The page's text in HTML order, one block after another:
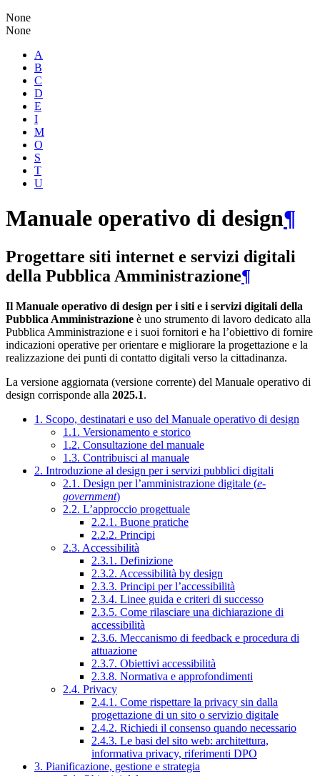
None
None
A
B
C
D
E
I
M
O
S
T
U
Manuale operativo di design¶
Progettare siti internet e servizi digitali
della Pubblica Amministrazione¶
Il Manuale operativo di design per i siti e i servizi digitali della
Pubblica Amministrazione è uno strumento di lavoro dedicato alla
Pubblica Amministrazione e i suoi fornitori e ha l’obiettivo di fornire
indicazioni operative per orientare e migliorare la progettazione e la
realizzazione dei punti di contatto digitali verso la cittadinanza.
La versione aggiornata (versione corrente) del Manuale operativo di
design corrisponde alla 2025.1.
1. Scopo, destinatari e uso del Manuale operativo di design
1.1. Versionamento e storico
1.2. Consultazione del manuale
1.3. Contribuisci al manuale
2. Introduzione al design per i servizi pubblici digitali
2.1. Design per l’amministrazione digitale (e-
government)
2.2. L’approccio progettuale
2.2.1. Buone pratiche
2.2.2. Principi
2.3. Accessibilità
2.3.1. Definizione
2.3.2. Accessibilità by design
2.3.3. Principi per l’accessibilità
2.3.4. Linee guida e criteri di successo
2.3.5. Come rilasciare una dichiarazione di
accessibilità
2.3.6. Meccanismo di feedback e procedura di
attuazione
2.3.7. Obiettivi accessibilità
2.3.8. Normativa e approfondimenti
2.4. Privacy
2.4.1. Come rispettare la privacy sin dalla
progettazione di un sito o servizio digitale
2.4.2. Richiedi il consenso quando necessario
2.4.3. Le basi del sito web: architettura,
informativa privacy, riferimenti DPO
3. Pianificazione, gestione e strategia